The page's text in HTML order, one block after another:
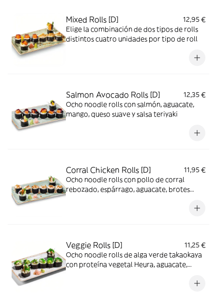
Mixed Rolls [D]
12,95 €
Elige la combinación de dos tipos de rolls
distintos cuatro unidades por tipo de roll
Salmon Avocado Rolls [D]
12,35 €
Ocho noodle rolls con salmón, aguacate,
mango, queso suave y salsa teriyaki
Corral Chicken Rolls [D]
11,95 €
Ocho noodle rolls con pollo de corral
rebozado, espárrago, aguacate, brotes
Veggie Rolls [D]
11,25 €
Ocho noodle rolls de alga verde takaokaya
con proteína vegetal Heura, aguacate,